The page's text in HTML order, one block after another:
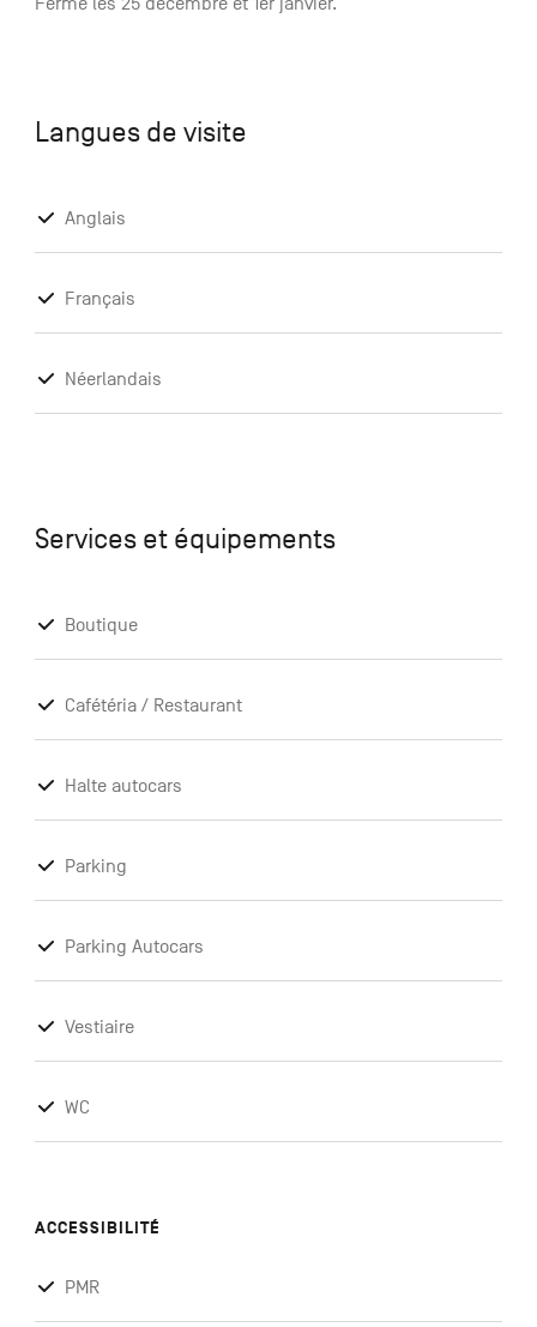
Langues de visite
Anglais
Français
Néerlandais
Services et équipements
Boutique
Cafétéria / Restaurant
Halte autocars
Parking
Parking Autocars
Vestiaire
WC
ACCESSIBILITÉ
PMR